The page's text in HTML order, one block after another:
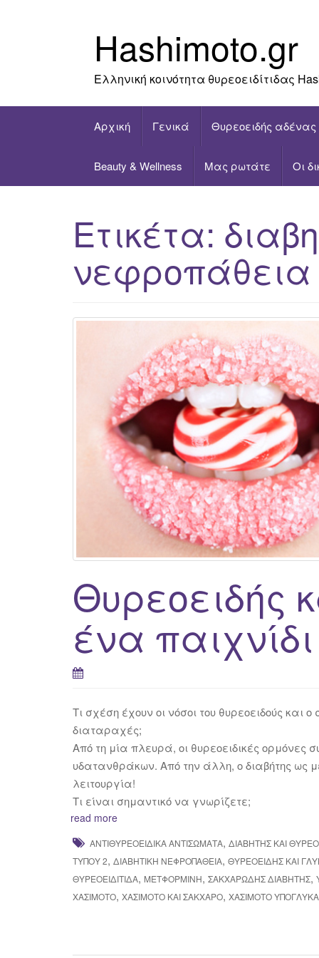
Hashimoto.gr
Ελληνική κοινότητα θυρεοειδίτιδας
Αρχική Γενικά Θυρεοειδής αδένας
Beauty & Wellness Μας ρωτάτε Οι
Ετικέτα:
νεφροπάθεια
Θυρεοειδής
ένα
Τι σχέση έχουν οι νόσοι του θυρεοειδούς και
διαταραχές;
Από τη μία πλευρά, οι θυρεοειδικές ορμόνες
υδατανθράκων. Aπό την άλλη, ο διαβήτης ως
λειτουργία!
Τι είναι σημαντικό να γνωρίζετε;
read more
ΑΝΤΙΘΥΡΕΟΕΙΔΙΚΆ ΑΝΤΙΣΏΜΑΤΑ, ΔΙΑΒΉΤΗΣ ΚΑΙ
ΤΎΠΟΥ 2, ΔΙΑΒΗΤΙΚΉ ΝΕΦΡΟΠΆΘΕΙΑ, ΘΥΡΕΟΕΙΔΉΣ ΚΑΙ
ΘΥΡΕΟΕΙΔΊΤΙΔΑ, ΜΕΤΦΟΡΜΊΝΗ, ΣΑΚΧΑΡΏΔΗΣ ΔΙΑΒΉΤΗΣ,
ΧΑΣΙΜΌΤΟ, ΧΑΣΙΜΌΤΟ ΚΑΙ ΣΆΚΧΑΡΟ, ΧΑΣΙΜΌΤΟ